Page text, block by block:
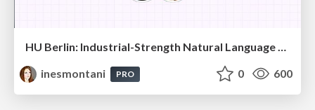
HU Berlin: Industrial-Strength Natural Language Processing with spaCy and Prodigy
inesmontani
PRO 0 600